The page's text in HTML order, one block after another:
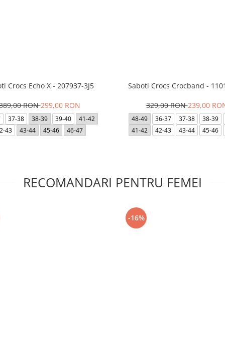
Crocs Echo X - 207937-3J5
RON299,00 RON
37-38 38-39 39-40
41-42
43
43-44 45-46 46-47
Saboti Crocs Crocband -
329,00 RON239,00
48-49 36-37 37-38
38-39
41-42
42-43 43-44 45-46
RECOMANDARI PENTRU FEMEI
-16%